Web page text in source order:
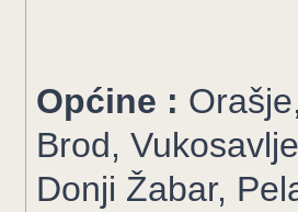
Općine :
Brod,
Donji Žabar,